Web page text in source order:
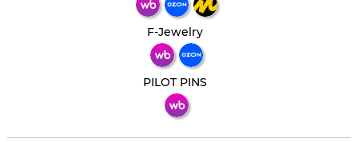
F-Jewelry
PILOT PINS